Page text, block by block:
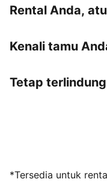
Rental Anda,
Kenali tamu
Tetap
Jadi tuan rumah
*Tersedia untuk